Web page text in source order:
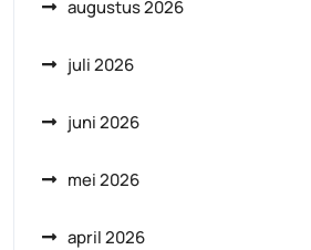
augustus 2026
juli 2026
juni 2026
mei 2026
april 2026